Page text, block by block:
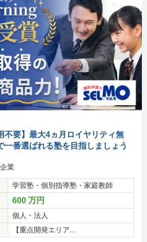
不要】最大4ヵ月ロイヤリティ無
一番選ばれる塾を目指しましょう
業
学習塾・個別指導塾・家庭教師
600 万円
個人・法人
【重点開発エリア...